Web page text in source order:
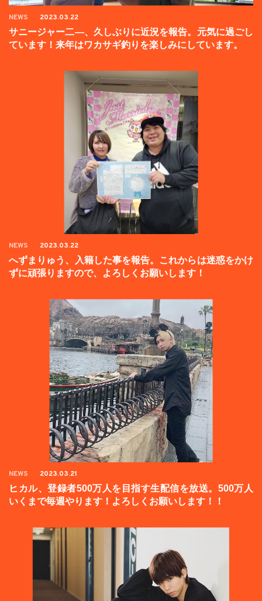
NEWS 2023.03.22
サニージャー二―、久しぶりに近況を報告。元気に過ごし
ています！来年はワカサギ釣りを楽しみにしています。
NEWS 2023.03.22
へずまりゅう、入籍した事を報告。これからは迷惑をかけ
ずに頑張りますので、よろしくお願いします！
NEWS 2023.03.21
ヒカル、登録者500万人を目指す生配信を放送。500万人
いくまで毎週やります！よろしくお願いします！！